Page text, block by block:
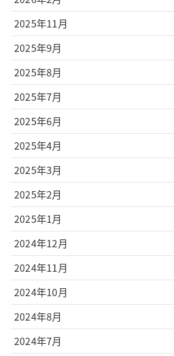
2025年11月
2025年9月
2025年8月
2025年7月
2025年6月
2025年4月
2025年3月
2025年2月
2025年1月
2024年12月
2024年11月
2024年10月
2024年8月
2024年7月